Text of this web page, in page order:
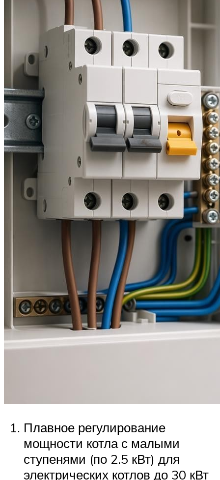
Плавное регулирование
мощности котла с малыми
ступенями (по 2.5 кВт) для
электрических котлов до 30 кВт